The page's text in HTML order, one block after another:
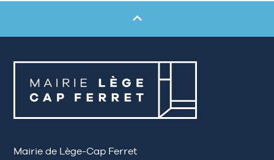
Mairie de Lège-Cap Ferret